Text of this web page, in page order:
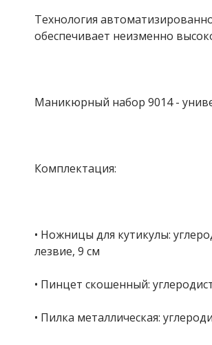
Технология
обеспечивает неизменно
Маникюрный набор 9014 -
Комплектация:
• Ножницы для кутикулы:
лезвие, 9 см
• Пинцет скошенный:
• Пилка металлическая: